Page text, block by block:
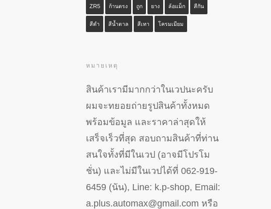
ZR5 ก้านตรง ถูก ยาง ล้อแม็ก สีกัน
สีดำ สีน้ำตาล สีเทา โครมเมียม
หมายเหตุ
สินค้าเรามีมากกว่าในเวปนะครับ
ผมจะทยอยถ่ายรูปสินค้าทั้งหมด
พร้อมข้อมูล และราคาล่าสุดให้
เสร็จเร็วที่สุด สอบถามสินค้าที่ท่าน
สนใจทั้งที่มีในเวป (อาจมีโปรโม
ชั่น) และไม่มีในเวปได้ที่ 062-919-
6459 (นัน), Line: k.p-shop, Email:
a.plus.automax@gmail.com หรือ